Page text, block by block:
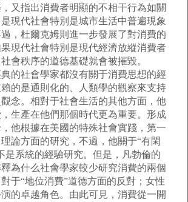
又指出消費者明顯的不相干行為如關
現代社會特別是城市生活中普遍現象
，杜爾克姆則進一步發展了對消費的
現代社會特別是現代經濟放縱消費者
會秩序的道德基礎就會被摧毀。
社會學家都沒有關于消費思想的經
的是通則化的、人類學的觀察來支持
念。相對于社會生活的其他方面，他
生產在他們那個時代更為重要。形成
他根據在美國的特殊社會實踐，第一
論方面的研究，不過，他關于“有閑
是系統的經驗研究。但是，凡勃倫的
為什么社會學家較少研究消費的兩個
于“地位消費”道德方面的反對；女性
的卓越角色。由此可見，消費從一開